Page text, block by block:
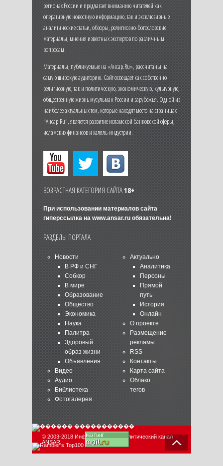
регионах России и предлагает вниманию читателей как
оперативную новостную информацию, так и эксклюзивные
аналитические статьи, обзоры, религиозно-богословские
материалы, мнения известных экспертов по различным
вопросам.
Материалы, публикуемые на «Ансар.Ru», рассчитаны на
самую широкую аудиторию. Сайт освещает как собственно
религиозную, так и политическую, экономическую, культурную,
общественную жизнь мусульман России и зарубежья. Одной из
наиболее актуальных тем, которые находят место на страницах
"Ансар.Ru", является развитие исламской банковской сферы,
исламских финансов и халяль-индустрии.
ВОЗРАСТНАЯ КАТЕГОРИЯ САЙТА18+
При использовании материалов сайта
гиперссылка на www.ansar.ruобязательна!
РАЗДЕЛЫ ПОРТАЛА
Новости
В РФ и СНГ
Собкор
В мире
Образование
Общество
Экономика
Наука
Палитра
Здоровый
образ жизни
Объявления
Видео
Аудио
Библиотека
Фотогалерея
Актуально
Аналитика
Персоны
Прямой
путь
История
Онлайн
О проекте
Размещение
рекламы
RSS
Контакты
Карта сайта
Облако
тегов
© 2003-2018 Информационно-аналитический канал
ANSAR